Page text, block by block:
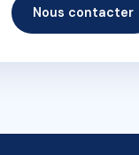
Nous contacter